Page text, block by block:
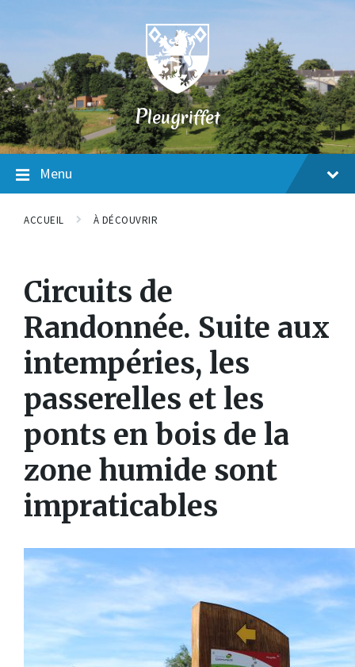
Pleugriffet
Menu
ACCUEIL À DÉCOUVRIR
Circuits de
Randonnée. Suite aux
intempéries, les
passerelles et les
ponts en bois de la
zone humide sont
impraticables